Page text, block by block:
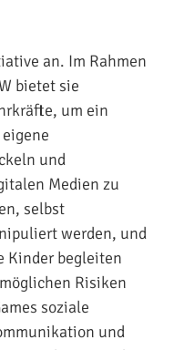
an. Im Rahmen
bietet sie
um ein
und
Medien zu
selbst
werden, und
Kinder begleiten
Risiken
soziale
und